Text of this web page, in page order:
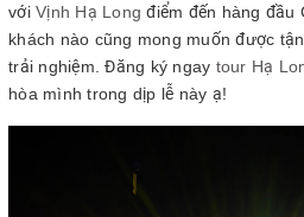
với Vịnh Hạ Long điểm đến hàng đầu
khách nào cũng mong muốn được
trải nghiệm. Đăng ký ngay tour Hạ
hòa mình trong dịp lễ này ạ!